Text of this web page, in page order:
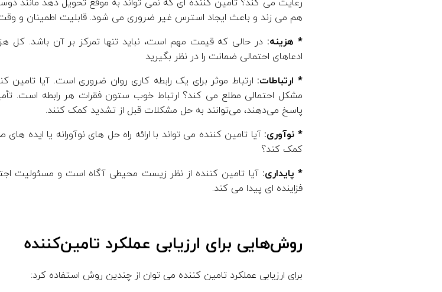
رعایت می کند؟ تامین کننده ای که نمی تواند به موقع تحویل دهد مانند
هم می زند و باعث ایجاد استرس غیر ضروری می شود. قابلیت اطمینان و
* هزینه: در حالی که قیمت مهم است، نباید تنها تمرکز بر آن باشد. کل
ادعاهای احتمالی ضمانت را در نظر بگیرید
* ارتباطات: ارتباط موثر برای یک رابطه کاری روان ضروری است. آیا تامین
مشکل احتمالی مطلع می کند؟ ارتباط خوب ستون فقرات هر رابطه است.
پاسخ می‌دهند، می‌توانند به حل مشکلات قبل از تشدید کمک کنند.
* نوآوری: آیا تامین کننده می تواند با ارائه راه حل های نوآورانه یا
کمک کند؟
* پایداری: آیا تامین کننده از نظر زیست محیطی آگاه است و مسئولیت
فزاینده ای پیدا می کند.
روش‌هایی برای ارزیابی عملکرد تامین‌کننده
برای ارزیابی عملکرد تامین کننده می توان از چندین روش استفاده کرد: